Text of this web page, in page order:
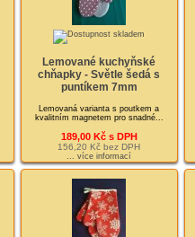
Lemované kuchyňské
chňapky - Světle šedá s
puntíkem 7mm
Lemovaná varianta s poutkem a
kvalitním magnetem pro snadné...
189,00 Kč s DPH
156,20 Kč bez DPH
... více informací